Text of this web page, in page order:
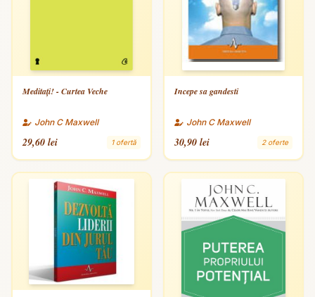
Meditaţi! - Curtea Veche
John C Maxwell
29,60 lei 1 ofertă
Incepe sa gandesti
John C Maxwell
30,90 lei 2 oferte